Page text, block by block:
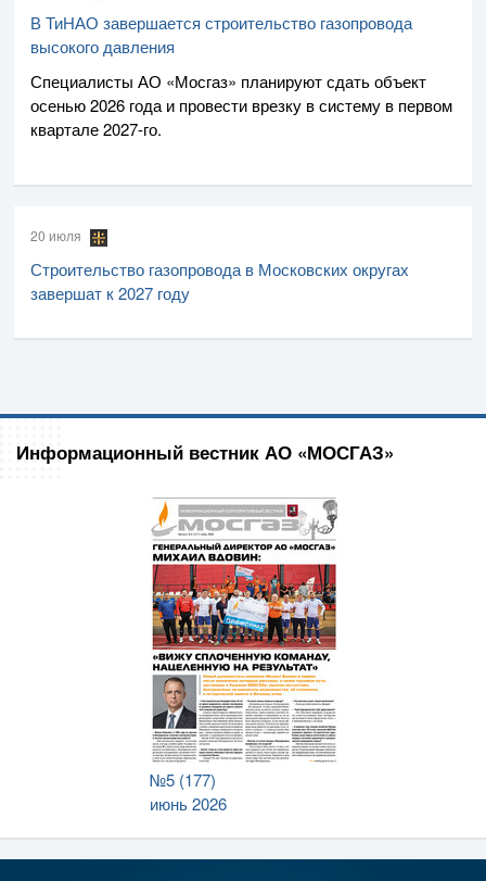
В ТиНАО завершается строительство газопровода
высокого давления
Специалисты АО «Мосгаз» планируют сдать объект
осенью 2026 года и провести врезку в систему в первом
квартале2027-го.
20 июля
Строительство газопровода в Московских округах
завершат к 2027 году
Информационный вестник АО «МОСГАЗ»
№5 (177)
июнь 2026